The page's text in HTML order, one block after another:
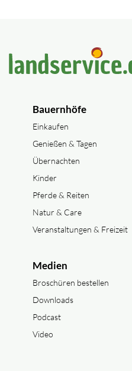
Bauernhöfe
Einkaufen
Genießen & Tagen
Übernachten
Kinder
Pferde & Reiten
Natur & Care
Veranstaltungen & Freizeit
Medien
Broschüren bestellen
Downloads
Podcast
Video